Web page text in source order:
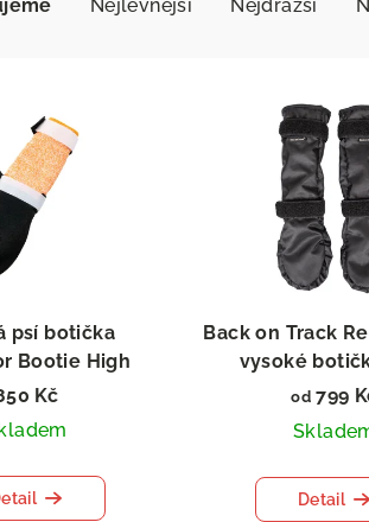
Nejlevnější Nejdražší
psí botička
Bootie High
zdarma
Kč
Back on Track
vysoké
od799
Detail